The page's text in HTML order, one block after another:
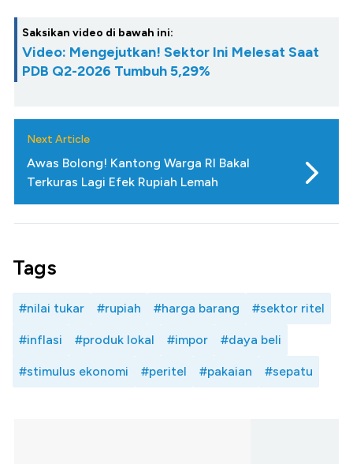
Saksikan video di bawah ini:
Video: Mengejutkan! Sektor Ini Melesat Saat
PDB Q2-2026 Tumbuh 5,29%
Next Article
Awas Bolong! Kantong Warga RI Bakal
Terkuras Lagi Efek Rupiah Lemah
Tags
#nilai tukar #rupiah #harga barang #sektor ritel
#inflasi #produk lokal #impor #daya beli
#stimulus ekonomi #peritel #pakaian #sepatu